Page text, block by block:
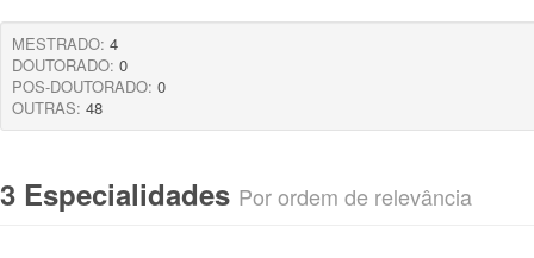
MESTRADO: 4
DOUTORADO: 0
POS-DOUTORADO: 0
OUTRAS: 48
3 Especialidades Por ordem de relevância